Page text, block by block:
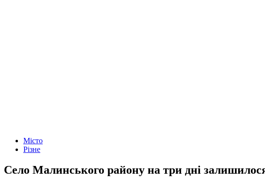
Місто
Різне
Село Малинського району на три дні